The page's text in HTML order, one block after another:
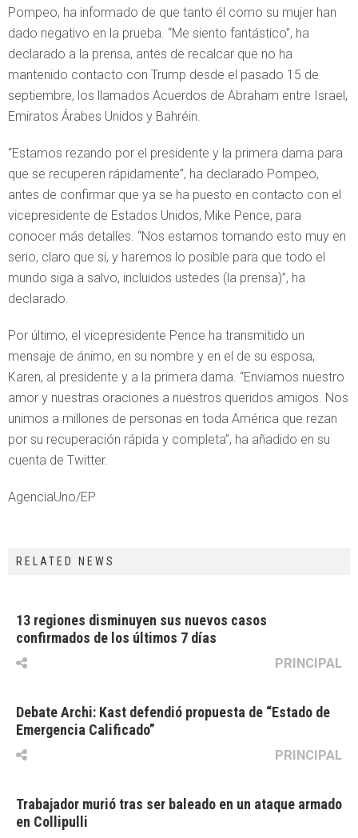
Pompeo, ha informado de que tanto él como su mujer han
dado negativo en la prueba. “Me siento fantástico”, ha
declarado a la prensa, antes de recalcar que no ha
mantenido contacto con Trump desde el pasado 15 de
septiembre, los llamados Acuerdos de Abraham entre Israel,
Emiratos Árabes Unidos y Bahréin.
“Estamos rezando por el presidente y la primera dama para
que se recuperen rápidamente”, ha declarado Pompeo,
antes de confirmar que ya se ha puesto en contacto con el
vicepresidente de Estados Unidos, Mike Pence, para
conocer más detalles. “Nos estamos tomando esto muy en
serio, claro que sí, y haremos lo posible para que todo el
mundo siga a salvo, incluidos ustedes (la prensa)”, ha
declarado.
Por último, el vicepresidente Pence ha transmitido un
mensaje de ánimo, en su nombre y en el de su esposa,
Karen, al presidente y a la primera dama. “Enviamos nuestro
amor y nuestras oraciones a nuestros queridos amigos. Nos
unimos a millones de personas en toda América que rezan
por su recuperación rápida y completa”, ha añadido en su
cuenta de Twitter.
AgenciaUno/EP
RELATED NEWS
13 regiones disminuyen sus nuevos casos
confirmados de los últimos 7 días
PRINCIPAL
Debate Archi: Kast defendió propuesta de “Estado de
Emergencia Calificado”
PRINCIPAL
Trabajador murió tras ser baleado en un ataque armado
en Collipulli